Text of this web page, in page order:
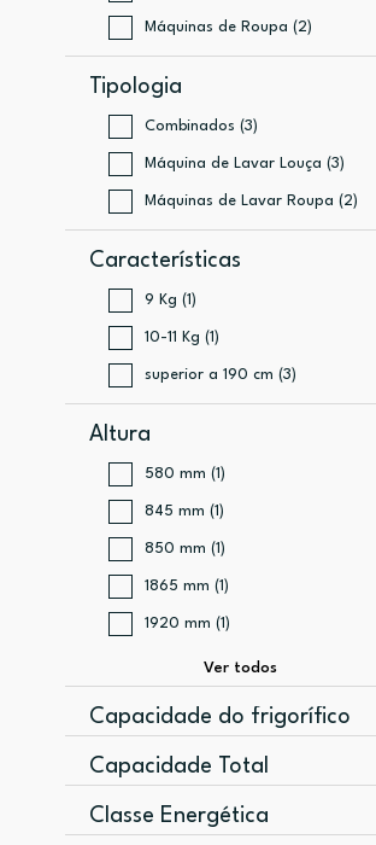
Máquinas de Roupa (2)
Tipologia
Combinados (3)
Máquina de Lavar Louça (3)
Máquinas de Lavar Roupa (2)
Características
9 Kg (1)
10-11 Kg (1)
superior a 190 cm (3)
Altura
580 mm (1)
845 mm (1)
850 mm (1)
1865 mm (1)
1920 mm (1)
Capacidade do frigorífico
210 l (1)
340 l (1)
Capacidade Total
316 l (1)
Classe Energética